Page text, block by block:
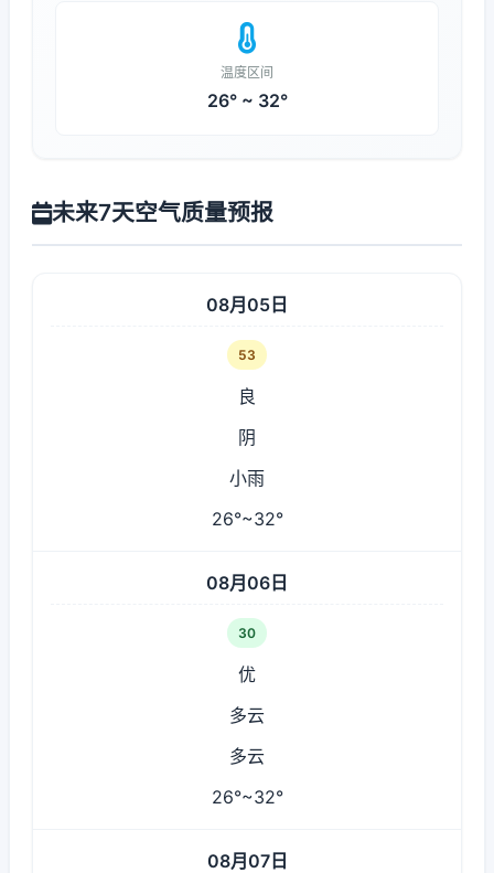
温度区间
26° ~ 32°
未来7天空气质量预报
08月05日
53
良
阴
小雨
26°~32°
08月06日
30
优
多云
多云
26°~32°
08月07日